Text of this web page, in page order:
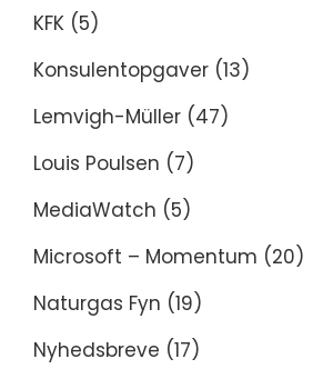
KFK (5)
Konsulentopgaver (13)
Lemvigh-Müller (47)
Louis Poulsen (7)
MediaWatch (5)
Microsoft – Momentum (20)
Naturgas Fyn (19)
Nyhedsbreve (17)